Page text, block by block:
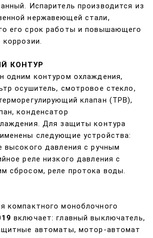
Испаритель производится из
нержавеющей стали,
его срок работы и повышающего
коррозии.
КОНТУР
одним контуром охлаждения,
осушитель, смотровое стекло,
клапан (ТРВ),
конденсатор
Для защиты контура
следующие устройства:
высокого давления с ручным
реле низкого давления с
сбросом, реле протока воды.
компактного моноблочного
включает: главный выключатель,
автоматы, мотор-автомат